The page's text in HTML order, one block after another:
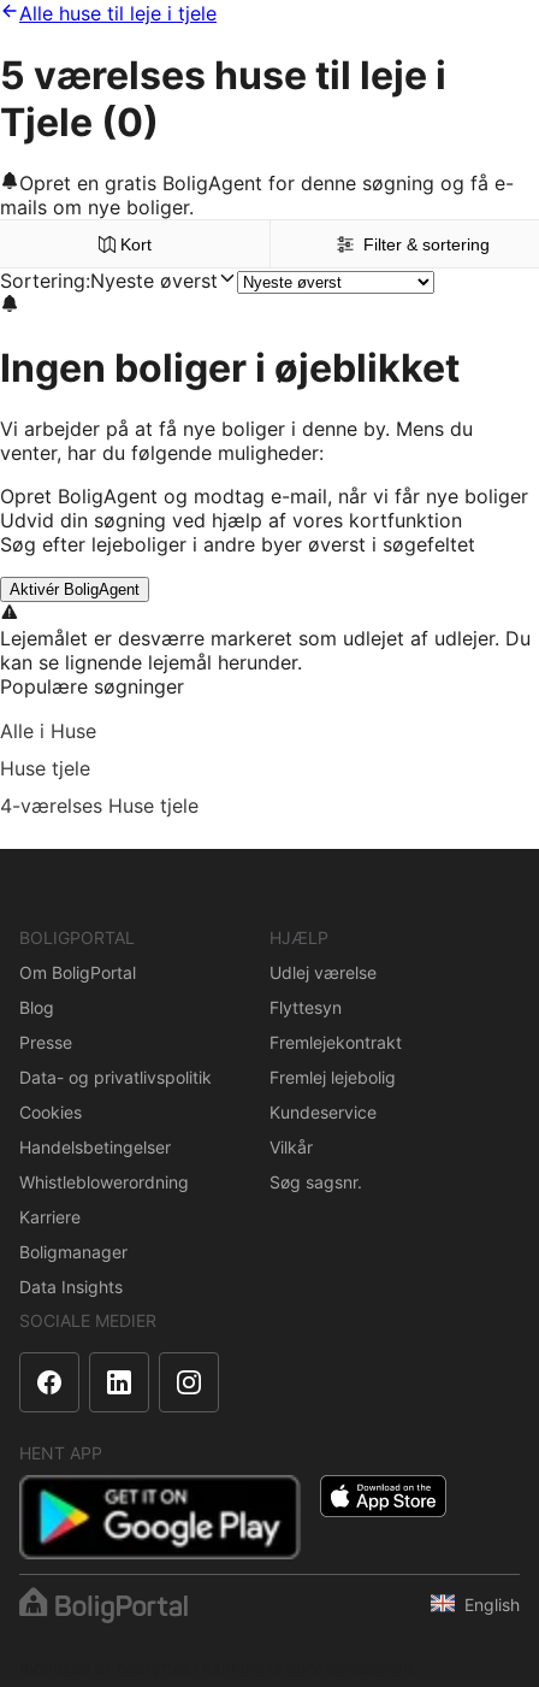
Alle huse til leje i tjele
5 værelses huse til leje i
Tjele (0)
Opret en gratis BoligAgent for denne søgning og få e-
mails om nye boliger.
Kort Filter & sortering
Sortering:Nyeste øverst
Ingen boliger i øjeblikket
Vi arbejder på at få nye boliger i denne by. Mens du
venter, har du følgende muligheder:
Opret BoligAgent og modtag e-mail, når vi får nye boliger
Udvid din søgning ved hjælp af vores kortfunktion
Søg efter lejeboliger i andre byer øverst i søgefeltet
Aktivér BoligAgent
Lejemålet er desværre markeret som udlejet af udlejer. Du
kan se lignende lejemål herunder.
Populære søgninger
Alle i Huse
Huse tjele
4-værelses Huse tjele
BOLIGPORTAL
Om BoligPortal
Blog
Presse
Data- og privatlivspolitik
Cookies
Handelsbetingelser
Whistleblowerordning
Karriere
Boligmanager
Data Insights
HJÆLP
Udlej værelse
Flyttesyn
Fremlejekontrakt
Fremlej lejebolig
Kundeservice
Vilkår
Søg sagsnr.
SOCIALE MEDIER
HENT APP
English